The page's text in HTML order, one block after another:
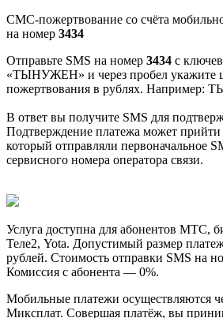
СМС-пожертвование со счёта
на номер 3434
Отправьте SMS на номер 3434 с
«ТЫНУЖЕН» и через пробел укажите
пожертвования в рублях. Например:
В ответ вы получите SMS для
Подтверждение платежа может прийти
который отправляли первоначальное
сервисного номера оператора связи.
Услуга доступна для абонентов МТС,
Теле2, Yota. Допустимый размер
рублей. Стоимость отправки SMS на
Комиссия с абонента — 0%.
Мобильные платежи осуществляются
Миксплат. Совершая платёж, вы